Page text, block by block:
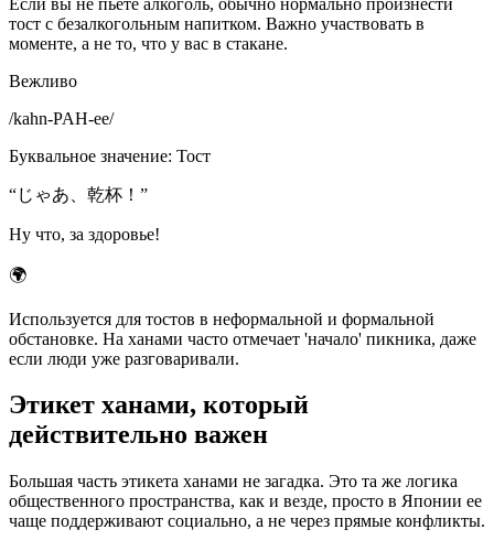
тост с безалкогольным напитком. Важно участвовать в
моменте, а не то, что у вас в стакане.
Вежливо
/kahn-PAH-ee/
Буквальное значение: Тост
“じゃあ、乾杯！ ”
Ну что, за здоровье!
🌍
Используется для тостов в неформальной и формальной
обстановке. На ханами часто отмечает 'начало' пикника, даже
если люди уже разговаривали.
Этикет ханами, который
действительно важен
Большая часть этикета ханами не загадка. Это та же логика
общественного пространства, как и везде, просто в Японии ее
чаще поддерживают социально, а не через прямые конфликты.